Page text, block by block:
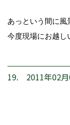
あっという間に風
今度現場にお越し
19. 2011年02月